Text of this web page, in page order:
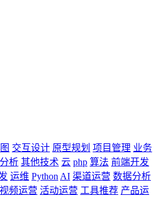
交互设计 原型规划 项目管理 业务
析 其他技术 云 php 算法 前端开发
运维 Python AI 渠道运营 数据分析
频运营 活动运营 工具推荐 产品运